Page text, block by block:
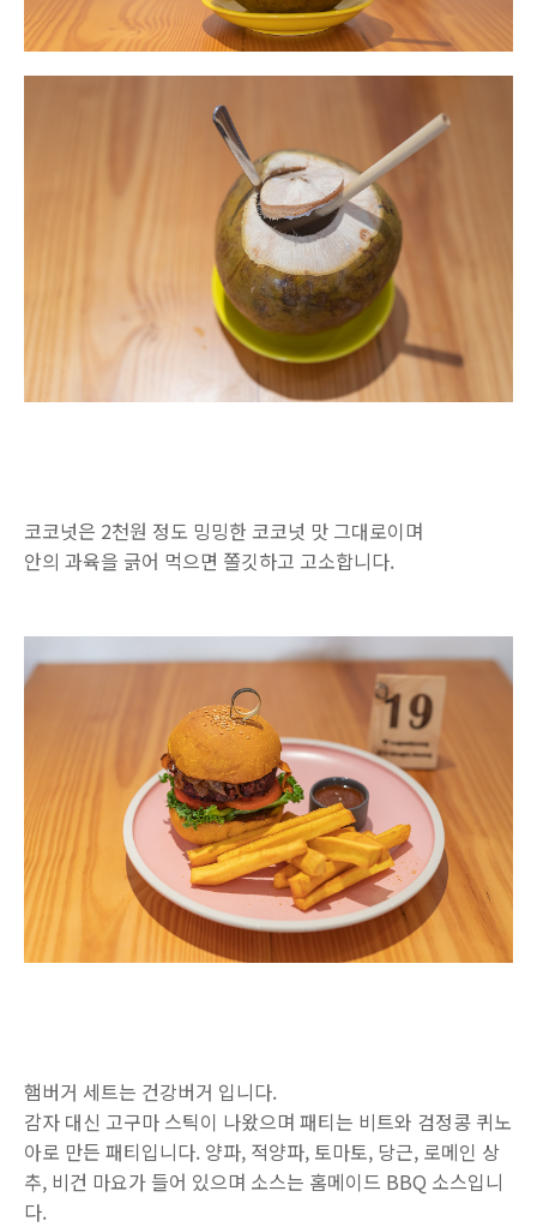
코코넛은 2천원 정도 밍밍한 코코넛 맛 그대로이며
안의 과육을 긁어 먹으면 쫄깃하고 고소합니다.
햄버거 세트는 건강버거 입니다.
감자 대신 고구마 스틱이 나왔으며 패티는 비트와 검정콩 퀴노
아로 만든 패티입니다. 양파, 적양파, 토마토, 당근, 로메인 상
추, 비건 마요가 들어 있으며 소스는 홈메이드 BBQ 소스입니
다.